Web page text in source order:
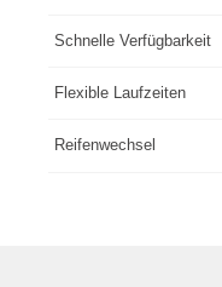
Schnelle Verfügbarkeit
Flexible Laufzeiten
Reifenwechsel